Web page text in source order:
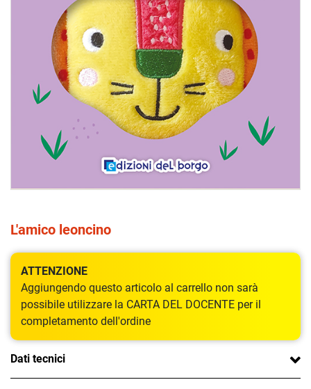
L'amico leoncino
ATTENZIONE
Aggiungendo questo articolo al carrello non sarà
possibile utilizzare la CARTA DEL DOCENTE per il
completamento dell'ordine
Dati tecnici